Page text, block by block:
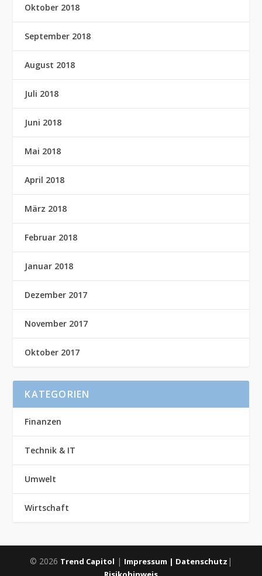
Oktober 2018
September 2018
August 2018
Juli 2018
Juni 2018
Mai 2018
April 2018
März 2018
Februar 2018
Januar 2018
Dezember 2017
November 2017
Oktober 2017
KATEGORIEN
Finanzen
Technik & IT
Umwelt
Wirtschaft
© 2026 Trend Capitol | Impressum | Datenschutz |